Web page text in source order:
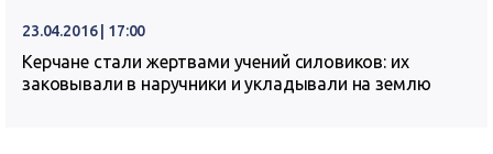
23.04.2016 | 17:00
Керчане стали жертвами учений силовиков: их
заковывали в наручники и укладывали на землю